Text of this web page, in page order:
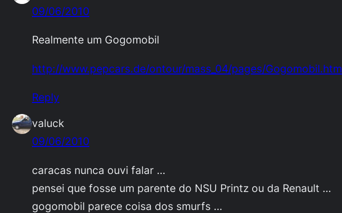
09/06/2010
Realmente um Gogomobil
http://www.pepcars.de/ontour/mass_04/pages/Gogomobil.htm
Reply
valuck
09/06/2010
caracas nunca ouvi falar …
pensei que fosse um parente do NSU Printz ou da Renault …
gogomobil parece coisa dos smurfs …